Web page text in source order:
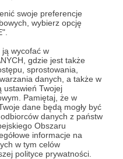
swoje preferencje
wybierz opcję
wycofać w
gdzie jest także
sprostowania,
danych, a także w
ustawień Twojej
Pamiętaj, że w
dane będą mogły być
danych z państw
Obszaru
informacje na
w tym celów
polityce prywatności.
w napisach
na YT i w